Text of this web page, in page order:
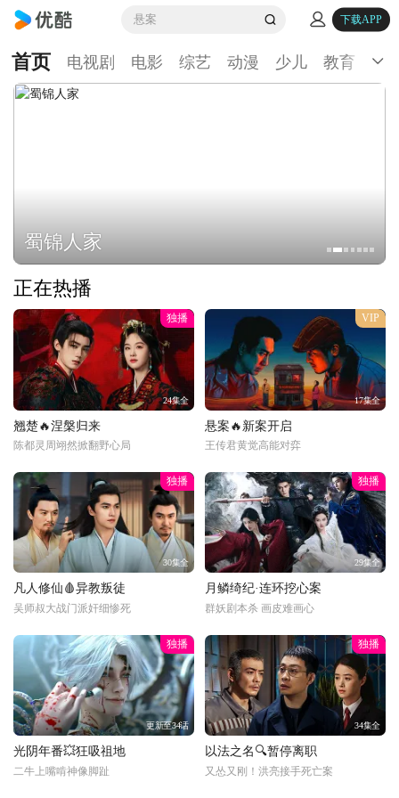
悬案 下载APP
首页 电视剧 电影 综艺 动漫 少儿 教育 生
蜀锦人家
正在热播
独播
24集全
翘楚🔥涅槃归来
陈都灵周翊然掀翻野心局
VIP
17集全
悬案🔥新案开启
王传君黄觉高能对弈
独播
30集全
凡人修仙🩸异教叛徒
吴师叔大战门派奸细惨死
独播
29集全
月鳞绮纪·连环挖心案
群妖剧本杀 画皮难画心
独播
更新至34话
光阴年番💥狂吸祖地
二牛上嘴啃神像脚趾
独播
34集全
以法之名🔍暂停离职
又怂又刚！洪亮接手死亡案